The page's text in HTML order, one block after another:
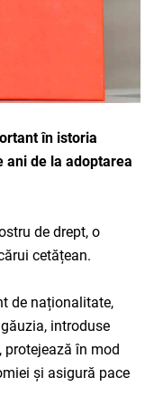
în istoria
ani de la adoptarea
de drept, o
cetățean.
de naționalitate,
introduse
în mod
și asigură pace
noastră.